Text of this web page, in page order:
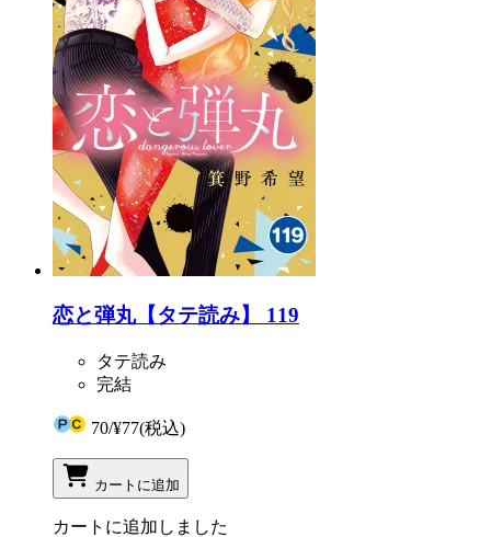
恋と弾丸【タテ読み】 119
タテ読み
完結
70/¥77(税込)
カートに追加
カートに追加しました